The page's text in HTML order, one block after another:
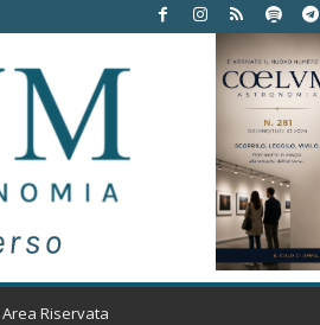
Area Riservata